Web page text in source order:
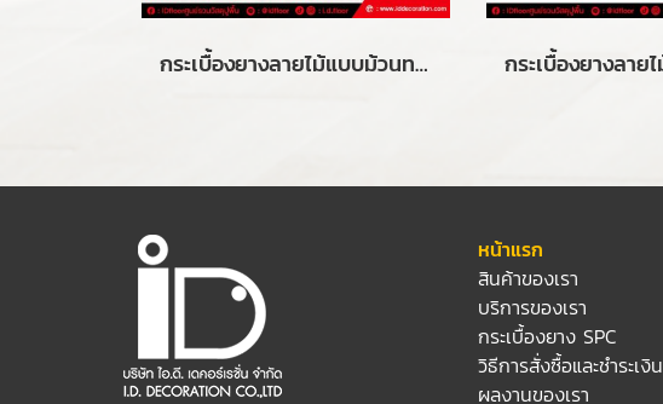
กระเบื้องยางลายไม้แบบม้วนทากาว รุ่น KR-5 SERIES ความหนา 5 mm.
หน้าแรก
สินค้าของเรา
บริการของเรา
กระเบื้องยาง SPC
วิธีการสั่งซื้อและชำระเงิน
ผลงานของเรา